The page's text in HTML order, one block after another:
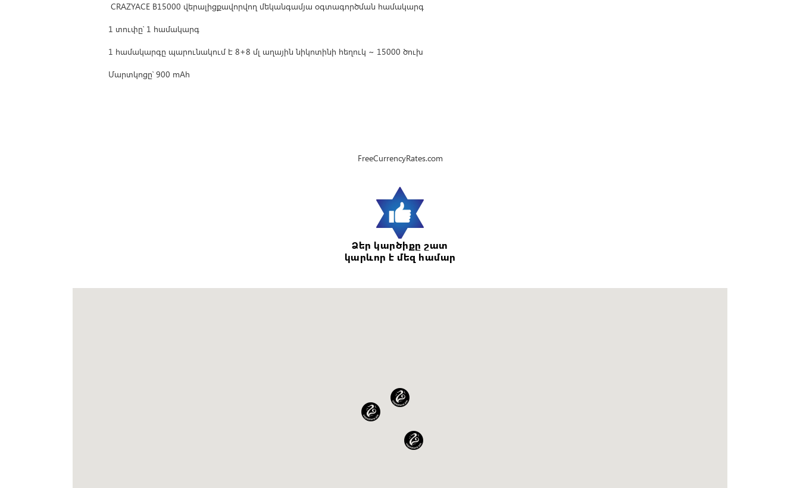
CRAZYACE B15000 վերալիցքավորվող մեկանգամյա օգտագործման համակարգ
1 տուփը՝ 1 համակարգ
1 համակարգը պարունակում է 8+8 մլ աղային նիկոտինի հեղուկ ~ 15000 ծուխ
Մարտկոցը՝ 900 mAh
FreeCurrencyRates.com
Ձեր կարծիքը շատ
կարևոր է մեզ համար